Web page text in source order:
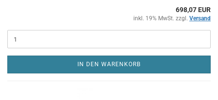
698,07 EUR
inkl. 19% MwSt. zzgl. Versand
IN DEN WARENKORB